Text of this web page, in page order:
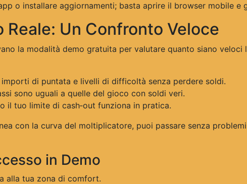
o installare aggiornamenti; basta aprire il browser mobile e
Reale: Un Confronto Veloce
la modalità demo gratuita per valutare quanto siano veloci
di puntata e livelli di difficoltà senza perdere soldi.
sono uguali a quelle del gioco con soldi veri.
il tuo limite di cash‑out funziona in pratica.
con la curva del moltiplicatore, puoi passare senza
in Demo
alla tua zona di comfort.